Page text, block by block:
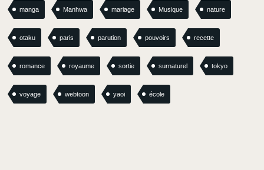
manga Manhwa mariage Musique nature
otaku paris parution pouvoirs recette
romance royaume sortie surnaturel tokyo
voyage webtoon yaoi école